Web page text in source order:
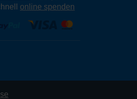
online spenden